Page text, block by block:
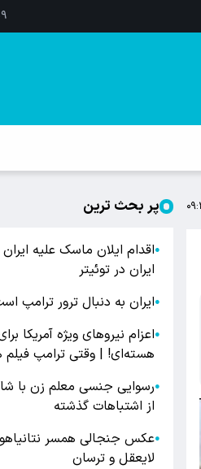
پر بحث ترین
●اقدام ایلان ماسک علیه
ایران در توئیتر
●ایران به دنبال ترور ترامپ
●اعزام نیروهای ویژه آمریکا
هسته‌ای! | وقتی ترامپ فیلم
●
از اشتباهات گذشته
●عکس جنجالی همسر
لایعقل و ترسان